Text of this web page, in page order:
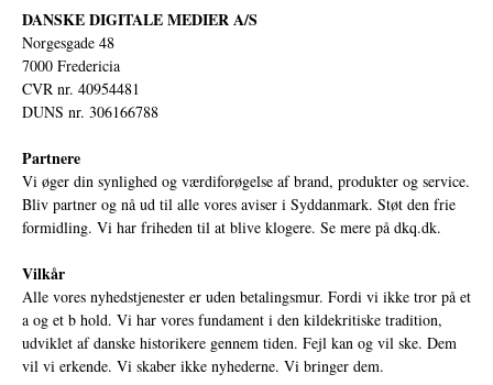
DANSKE DIGITALE MEDIER A/S
Norgesgade 48
7000 Fredericia
CVR nr. 40954481
DUNS nr. 306166788
Partnere
Vi øger din synlighed og værdiforøgelse af brand, produkter og service.
Bliv partner og nå ud til alle vores aviser i Syddanmark. Støt den frie
formidling. Vi har friheden til at blive klogere. Se mere på dkq.dk.
Vilkår
Alle vores nyhedstjenester er uden betalingsmur. Fordi vi ikke tror på et
a og et b hold. Vi har vores fundament i den kildekritiske tradition,
udviklet af danske historikere gennem tiden. Fejl kan og vil ske. Dem
vil vi erkende. Vi skaber ikke nyhederne. Vi bringer dem.